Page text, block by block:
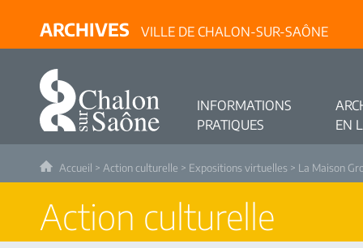
ARCHIVES VILLE DE CHALON-SUR-SAÔNE
INFORMATIONS
PRATIQUES
EN
Accueil > Action culturelle > Expositions virtuelles > La Maison
Action culturelle